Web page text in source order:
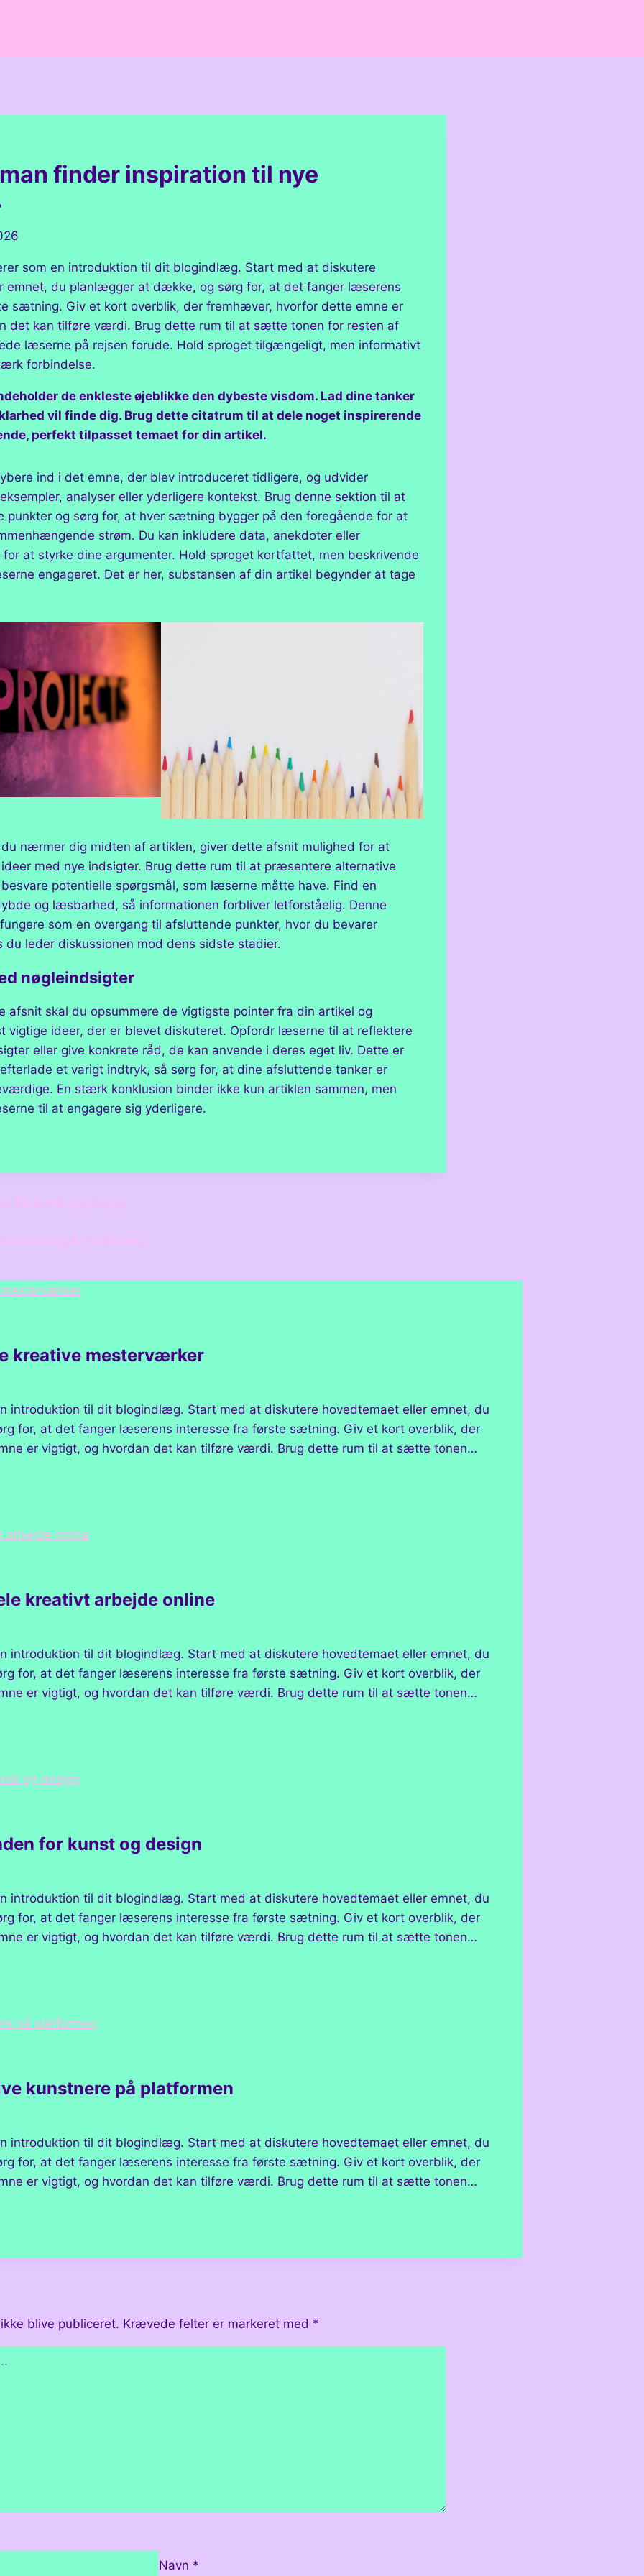
finder inspiration til nye
som en introduktion til dit blogindlæg. Start med at diskutere
emnet, du planlægger at dække, og sørg for, at det fanger læserens
sætning. Giv et kort overblik, der fremhæver, hvorfor dette emne er
det kan tilføre værdi. Brug dette rum til at sætte tonen for resten af
læserne på rejsen forude. Hold sproget tilgængeligt, men informativt
forbindelse.
de enkleste øjeblikke den dybeste visdom. Lad dine tanker
vil finde dig. Brug dette citatrum til at dele noget inspirerende
perfekt tilpasset temaet for din artikel.
ind i det emne, der blev introduceret tidligere, og udvider
analyser eller yderligere kontekst. Brug denne sektion til at
punkter og sørg for, at hver sætning bygger på den foregående for at
strøm. Du kan inkludere data, anekdoter eller
at styrke dine argumenter. Hold sproget kortfattet, men beskrivende
engageret. Det er her, substansen af din artikel begynder at tage
nærmer dig midten af artiklen, giver dette afsnit mulighed for at
med nye indsigter. Brug dette rum til at præsentere alternative
potentielle spørgsmål, som læserne måtte have. Find en
og læsbarhed, så informationen forbliver letforståelig. Denne
som en overgang til afsluttende punkter, hvor du bevarer
du leder diskussionen mod dens sidste stadier.
nøgleindsigter
afsnit skal du opsummere de vigtigste pointer fra din artikel og
vigtige ideer, der er blevet diskuteret. Opfordr læserne til at reflektere
eller give konkrete råd, de kan anvende i deres eget liv. Dette er
et varigt indtryk, så sørg for, at dine afsluttende tanker er
En stærk konklusion binder ikke kun artiklen sammen, men
til at engagere sig yderligere.
for kunst og design
på platformen
kreative mesterværker
introduktion til dit blogindlæg. Start med at diskutere hovedtemaet eller emnet, du
for, at det fanger læserens interesse fra første sætning. Giv et kort overblik, der
er vigtigt, og hvordan det kan tilføre værdi. Brug dette rum til at sætte tonen…
kreativt arbejde online
introduktion til dit blogindlæg. Start med at diskutere hovedtemaet eller emnet, du
for, at det fanger læserens interesse fra første sætning. Giv et kort overblik, der
er vigtigt, og hvordan det kan tilføre værdi. Brug dette rum til at sætte tonen…
for kunst og design
introduktion til dit blogindlæg. Start med at diskutere hovedtemaet eller emnet, du
for, at det fanger læserens interesse fra første sætning. Giv et kort overblik, der
er vigtigt, og hvordan det kan tilføre værdi. Brug dette rum til at sætte tonen…
kunstnere på platformen
introduktion til dit blogindlæg. Start med at diskutere hovedtemaet eller emnet, du
for, at det fanger læserens interesse fra første sætning. Giv et kort overblik, der
er vigtigt, og hvordan det kan tilføre værdi. Brug dette rum til at sætte tonen…
blive publiceret. Krævede felter er markeret med *
Navn *